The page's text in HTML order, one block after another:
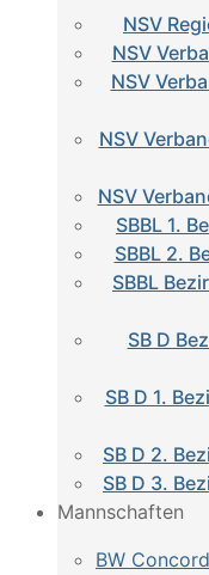
NSV
NSV
NSV
NSV
NSV
SBBL 1.
SBBL 2.
SBBL
SB D
SB D 1.
SB D 2.
SB D 3.
Mannschaften
BW